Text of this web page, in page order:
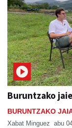
Buruntzako
BURUNTZAKO
Xabat Minguez abu